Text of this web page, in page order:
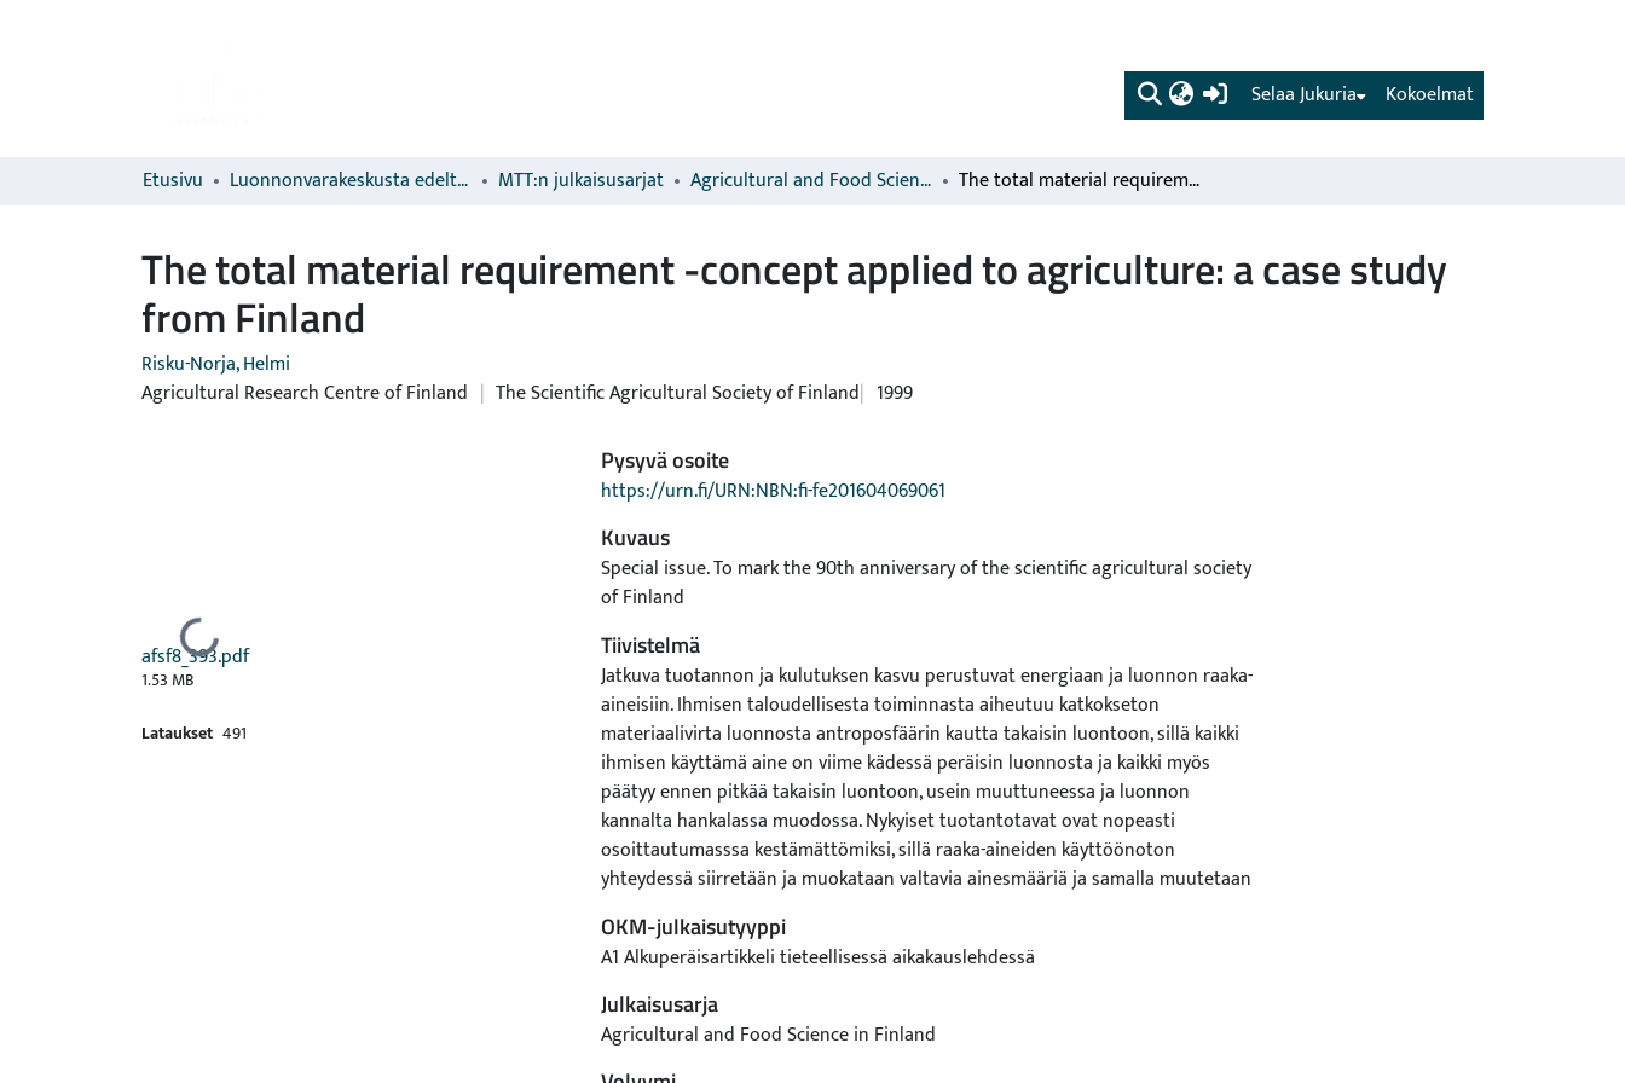
(current) Kokoelmat
Selaa Jukuria
Etusivu Luonnonvarakeskusta edeltävien organisaatioiden sarjat MTT:n julkaisusarjat Agricultural and Food Science The total material requirement -concept applied to agriculture: a case study from Finland
The total material requirement -concept applied to agriculture: a case study
from Finland
Risku-Norja, Helmi
Agricultural Research Centre of Finland | The Scientific Agricultural Society of Finland 1999
Ladataan...
afsf8_393.pdf
1.53 MB
Lataukset 491
Pysyvä osoite
https://urn.fi/URN:NBN:fi-fe201604069061
Kuvaus
Special issue. To mark the 90th anniversary of the scientific agricultural society
of Finland
Tiivistelmä
Jatkuva tuotannon ja kulutuksen kasvu perustuvat energiaan ja luonnon raaka-
aineisiin. Ihmisen taloudellisesta toiminnasta aiheutuu katkokseton
materiaalivirta luonnosta antroposfäärin kautta takaisin luontoon, sillä kaikki
ihmisen käyttämä aine on viime kädessä peräisin luonnosta ja kaikki myös
päätyy ennen pitkää takaisin luontoon, usein muuttuneessa ja luonnon
kannalta hankalassa muodossa. Nykyiset tuotantotavat ovat nopeasti
osoittautumasssa kestämättömiksi, sillä raaka-aineiden käyttöönoton
yhteydessä siirretään ja muokataan valtavia ainesmääriä ja samalla muutetaan
muodostumassa raaka-aineiden riittävyyden ohella keskeiseksi kestävää
kehitystä uhkaavaksi tekijäksi. Jotta tuotannon ympäristökuormitusta
pystyttäisiin vähentämään, olisi luonnonvarojen käytöstä aiheutuvat
ympäristöhaitat pystyttävä kvantifioimaan kansainvälisesti yhtenäisin
menetelmin. Wuppertal-instituutti Saksassa ja eurooppalainen ConAccount -
OKM-julkaisutyyppi
A1 Alkuperäisartikkeli tieteellisessä aikakauslehdessä
Julkaisusarja
Agricultural and Food Science in Finland